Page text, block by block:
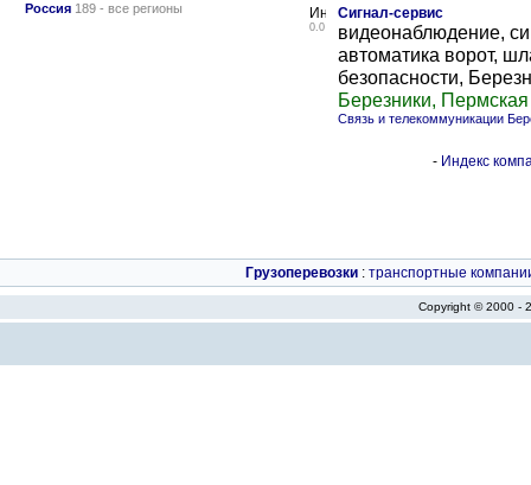
Россия 189 - все регионы
0.0
Сигнал-сервис
видеонаблюдение,
автоматика ворот,
безопасности,
Березники, Пермская
Связь и телекоммуникации
- Индекс
Грузоперевозки : транспортные
Copyright © 2000 -